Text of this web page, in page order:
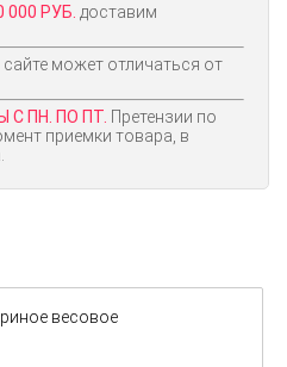
000 РУБ. доставим
может отличаться от
ПН. ПО ПТ. Претензии по
приемки товара, в